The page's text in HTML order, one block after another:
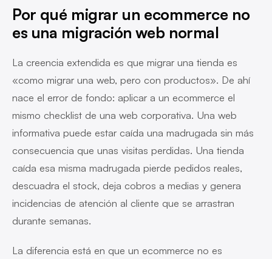
Por qué migrar un ecommerce no
es una migración web normal
La creencia extendida es que migrar una tienda es
«como migrar una web, pero con productos». De ahí
nace el error de fondo: aplicar a un ecommerce el
mismo checklist de una web corporativa. Una web
informativa puede estar caída una madrugada sin más
consecuencia que unas visitas perdidas. Una tienda
caída esa misma madrugada pierde pedidos reales,
descuadra el stock, deja cobros a medias y genera
incidencias de atención al cliente que se arrastran
durante semanas.
La diferencia está en que un ecommerce no es